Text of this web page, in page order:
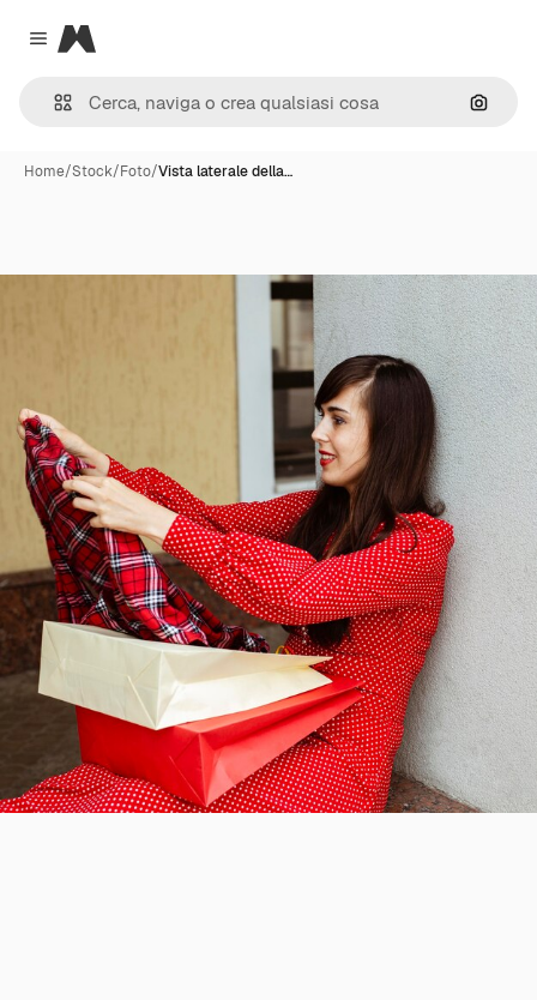
Close menu
Magnific
Cerca
Home/Stock/Foto/Vista laterale della…